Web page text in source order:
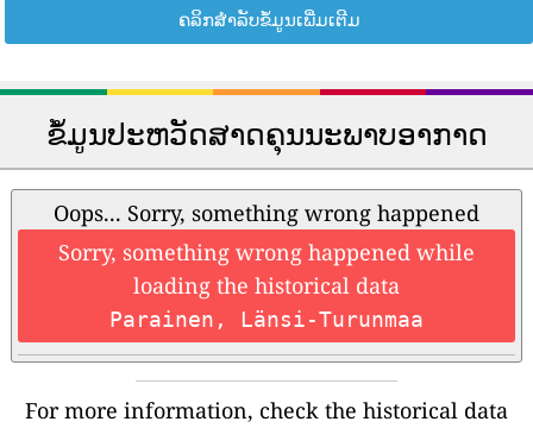
ຄລິກສຳລັບຂໍ້ມູນເພີ່ມເຕີມ
ຂໍ້ມູນປະຫວັດສາດຄຸນນະພາບອາກາດ
Oops... Sorry, something wrong happened
Sorry, something wrong happened while
loading the historical data
Parainen, Länsi-Turunmaa
For more information, check the historical data